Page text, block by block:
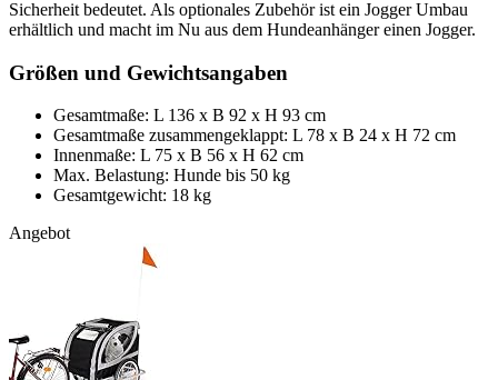
Sicherheit bedeutet. Als optionales Zubehör ist ein Jogger Umbau
erhältlich und macht im Nu aus dem Hundeanhänger einen Jogger.
Größen und Gewichtsangaben
Gesamtmaße: L 136 x B 92 x H 93 cm
Gesamtmaße zusammengeklappt: L 78 x B 24 x H 72 cm
Innenmaße: L 75 x B 56 x H 62 cm
Max. Belastung: Hunde bis 50 kg
Gesamtgewicht: 18 kg
Angebot